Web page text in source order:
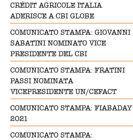
CRÉDIT AGRICOLE ITALIA
ADERISCE A CBI GLOBE
COMUNICATO STAMPA: GIOVANNI
SABATINI NOMINATO VICE
PRESIDENTE DEL CBI
COMUNICATO STAMPA: FRATINI
PASSI NOMINATA
VICEPRESIDENTE UN/CEFACT
COMUNICATO STAMPA: FIABADAY
2021
COMUNICATO STAMPA: